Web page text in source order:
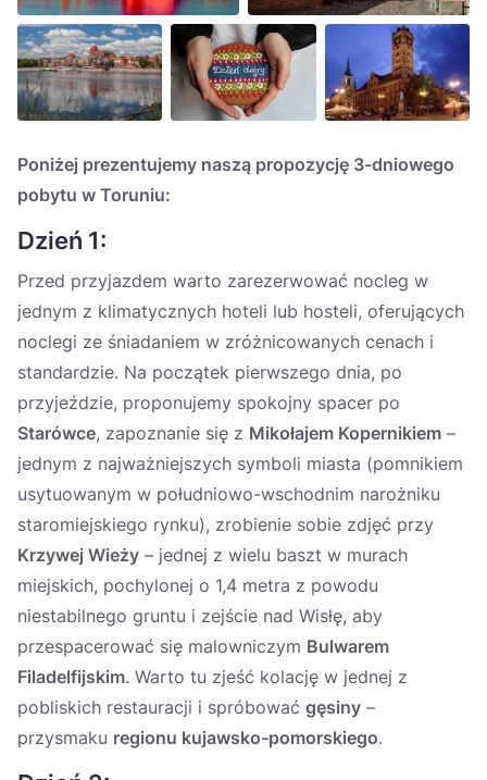
Poniżej prezentujemy naszą propozycję 3-dniowego
pobytu w Toruniu:
Dzień 1:
Przed przyjazdem warto zarezerwować nocleg w
jednym z klimatycznych hoteli lub hosteli, oferujących
noclegi ze śniadaniem w zróżnicowanych cenach i
standardzie. Na początek pierwszego dnia, po
przyjeździe, proponujemy spokojny spacer po
Starówce, zapoznanie się z Mikołajem Kopernikiem –
jednym z najważniejszych symboli miasta (pomnikiem
usytuowanym w południowo-wschodnim narożniku
staromiejskiego rynku), zrobienie sobie zdjęć przy
Krzywej Wieży – jednej z wielu baszt w murach
miejskich, pochylonej o 1,4 metra z powodu
niestabilnego gruntu i zejście nad Wisłę, aby
przespacerować się malowniczym Bulwarem
Filadelfijskim. Warto tu zjeść kolację w jednej z
pobliskich restauracji i spróbować gęsiny –
przysmaku regionu kujawsko-pomorskiego.